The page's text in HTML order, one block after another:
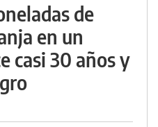
de
en un
casi 30 años y